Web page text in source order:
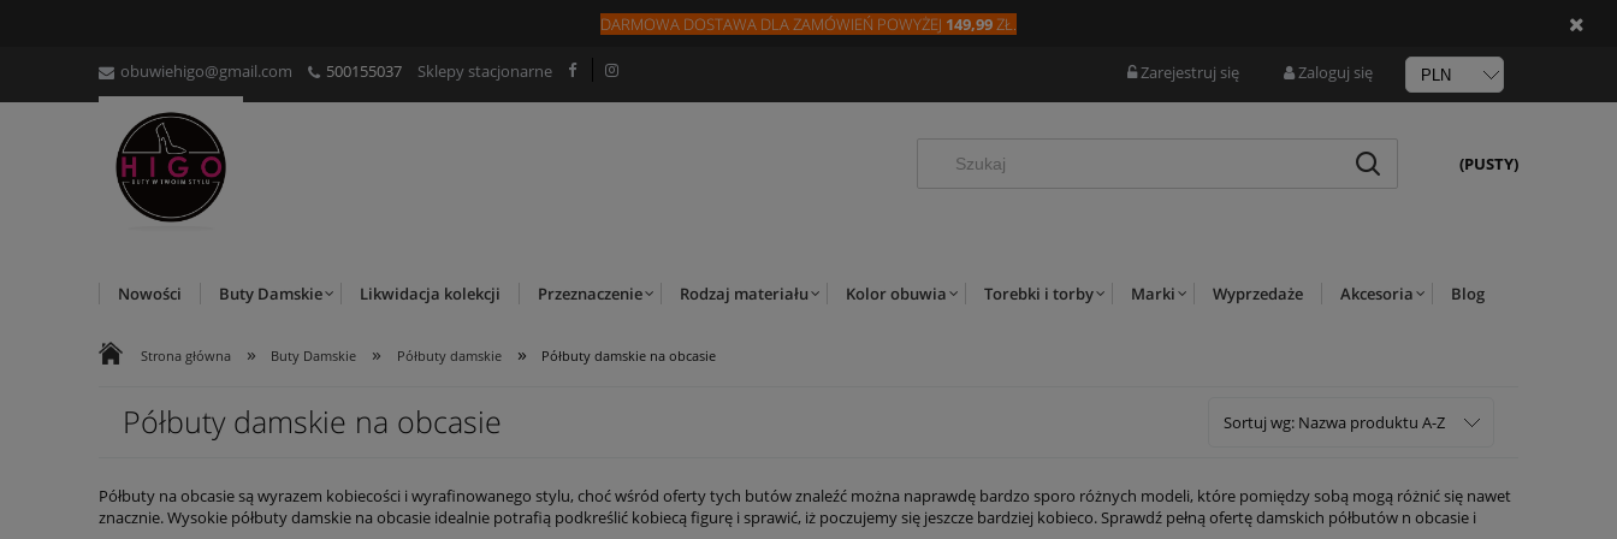
DARMOWA DOSTAWA DLAZAMÓWIEŃ POWYŻEJ 149,99ZŁ.
obuwiehigo@gmail.com 500155037 Sklepy stacjonarne Zarejestruj się Zaloguj się
(PUSTY)
Nowości Buty Damskie Likwidacja kolekcji Przeznaczenie Rodzaj materiału Kolor obuwia Torebki i torby Marki Wyprzedaże Akcesoria Blog
Strona główna » Buty Damskie » Półbuty damskie » Półbuty damskie na obcasie
Półbuty damskie na obcasie Sortuj wg: Nazwa produktu A-Z
Półbuty na obcasie są wyrazem kobiecości i wyrafinowanego stylu, choć wśród oferty tych butów znaleźć można naprawdę bardzo sporo różnych modeli, które pomiędzy sobą mogą różnić się nawet
znacznie. Wysokie półbuty damskie na obcasie idealnie potrafią podkreślić kobiecą figurę i sprawić, iż poczujemy się jeszcze bardziej kobieco. Sprawdź pełną ofertę damskich półbutów n obcasie i